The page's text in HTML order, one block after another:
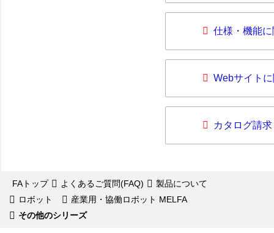
仕様・機能
Webサイト
カタログ請求
FAトップ よくあるご質問(FAQ)
製品について
ロボット
産業用・協働ロボット MELFA
その他のシリーズ